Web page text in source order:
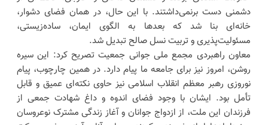
دشمنی دست برنمی‌داشتند. با این حال، در همان فضای دشوار،
خانه‌ای بنا شد که بعدها به الگوی ایمان، ساده‌زیستی،
مسئولیت‌پذیری و تربیت نسل صالح تبدیل شد.
معاون راهبردی مجمع ملی جوانی جمعیت تصریح کرد: این سیره
روشن، امروز نیز برای جامعه ما پیام دارد. در همین چارچوب، پیام
نوروزی رهبر معظم انقلاب اسلامی نیز حاوی نکته‌ای عمیق و قابل
تأمل بود. ایشان با وجود فضای اندوه و داغ شهادت جمعی از
فرزندان این ملت، از ازدواج جوانان و آغاز زندگی مشترک نوعروسان